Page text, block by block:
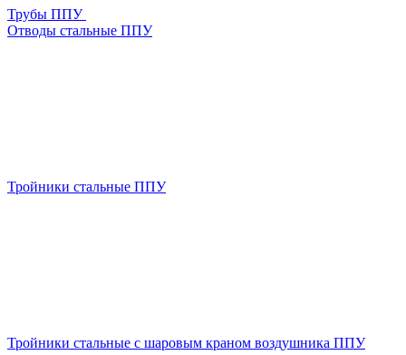
Трубы ППУ
Отводы стальные ППУ
Тройники стальные ППУ
Тройники стальные с шаровым краном воздушника ППУ